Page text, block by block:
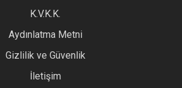
sitelerden daha pahalı.
K.V.K.K.
Aydınlatma Metni
Gizlilik ve Güvenlik
İletişim